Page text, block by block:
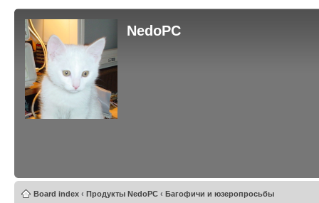
NedoPC
Board index ‹ Продукты NedoPC ‹ Багофичи и юзеропросьбы